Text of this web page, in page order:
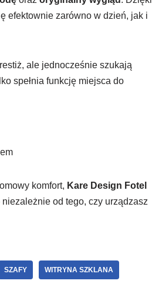
efektownie zarówno w dzień, jak i
ale jednocześnie szukają
spełnia funkcję miejsca do
komfort, Kare Design Fotel
od tego, czy urządzasz
SZAFY WITRYNA SZKLANA